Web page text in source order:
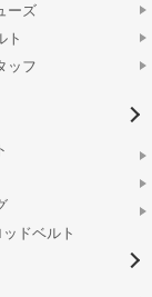
ーズ
ト
ッフ
ドベルト